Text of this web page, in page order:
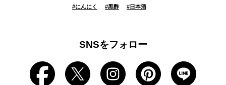
#にんにく #黒酢 #日本酒
SNSをフォロー